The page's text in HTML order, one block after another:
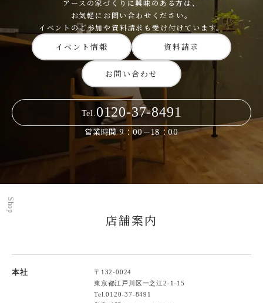
アースの家づくりに興味のある方は、
お気軽にお問い合わせください。
イベントのご参加や資料請求も受け付けています。
イベント情報 資料請求
お問い合わせ
Tel. 0120-37-8491
営業時間 9：00－18：00
Shop
店舗案内
本社
〒132-0024
東京都江戸川区一之江2-1-15
Tel.0120-37-8491